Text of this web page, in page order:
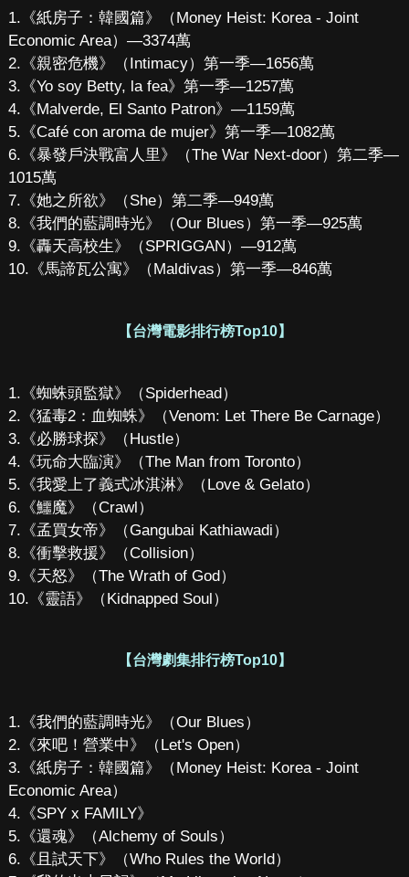
1.《紙房子：韓國篇》（Money Heist: Korea - Joint
Economic Area）—3374萬
2.《親密危機》（Intimacy）第一季—1656萬
3.《Yo soy Betty, la fea》第一季—1257萬
4.《Malverde, El Santo Patron》—1159萬
5.《Café con aroma de mujer》第一季—1082萬
6.《暴發戶決戰富人里》（The War Next-door）第二季—
1015萬
7.《她之所欲》（She）第二季—949萬
8.《我們的藍調時光》（Our Blues）第一季—925萬
9.《轟天高校生》（SPRIGGAN）—912萬
10.《馬諦瓦公寓》（Maldivas）第一季—846萬
【台灣電影排行榜Top10】
1.《蜘蛛頭監獄》（Spiderhead）
2.《猛毒2：血蜘蛛》（Venom: Let There Be Carnage）
3.《必勝球探》（Hustle）
4.《玩命大臨演》（The Man from Toronto）
5.《我愛上了義式冰淇淋》（Love & Gelato）
6.《鱷魔》（Crawl）
7.《孟買女帝》（Gangubai Kathiawadi）
8.《衝擊救援》（Collision）
9.《天怒》（The Wrath of God）
10.《靈語》（Kidnapped Soul）
【台灣劇集排行榜Top10】
1.《我們的藍調時光》（Our Blues）
2.《來吧！營業中》（Let's Open）
3.《紙房子：韓國篇》（Money Heist: Korea - Joint
Economic Area）
4.《SPY x FAMILY》
5.《還魂》（Alchemy of Souls）
6.《且試天下》（Who Rules the World）